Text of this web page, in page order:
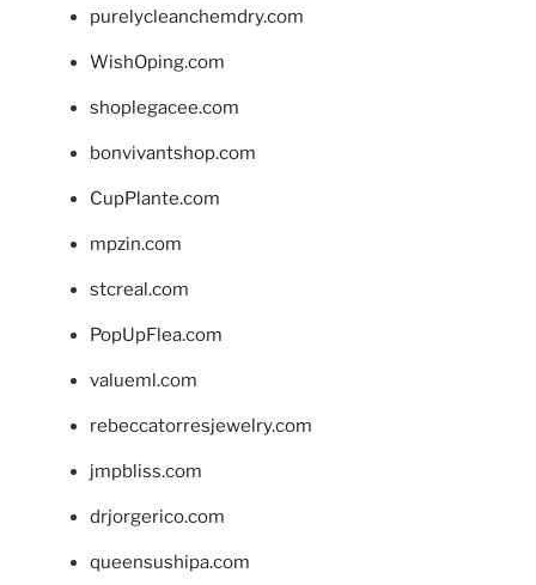
purelycleanchemdry.com
WishOping.com
shoplegacee.com
bonvivantshop.com
CupPlante.com
mpzin.com
stcreal.com
PopUpFlea.com
valueml.com
rebeccatorresjewelry.com
jmpbliss.com
drjorgerico.com
queensushipa.com